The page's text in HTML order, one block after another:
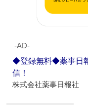
‐AD‐
◆登録無料◆薬事日
信！
株式会社薬事日報社